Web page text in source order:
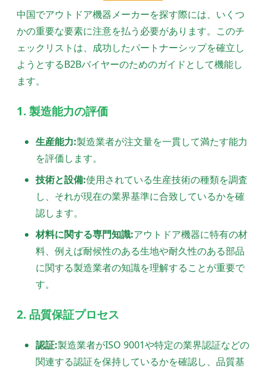
中国でアウトドア機器メーカーを探す際には、いくつ
かの重要な要素に注意を払う必要があります。このチ
ェックリストは、成功したパートナーシップを確立し
ようとするB2Bバイヤーのためのガイドとして機能し
ます。
1. 製造能力の評価
生産能力:製造業者が注文量を一貫して満たす能力
を評価します。
技術と設備:使用されている生産技術の種類を調査
し、それが現在の業界基準に合致しているかを確
認します。
材料に関する専門知識:アウトドア機器に特有の材
料、例えば耐候性のある生地や耐久性のある部品
に関する製造業者の知識を理解することが重要で
す。
2. 品質保証プロセス
認証:製造業者がISO 9001や特定の業界認証などの
関連する認証を保持しているかを確認し、品質基